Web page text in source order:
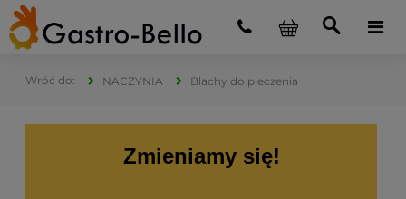
NACZYNIA Blachy do pieczenia
Zmieniamy się!